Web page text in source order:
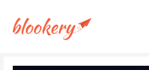
Inhalt
springen